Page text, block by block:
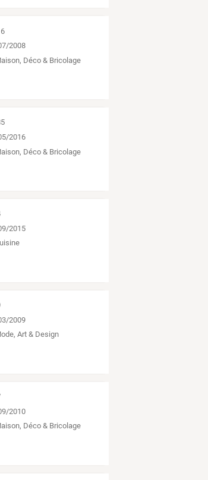
2008
Déco & Bricolage
2016
Déco & Bricolage
2015
2009
Art & Design
2010
Déco & Bricolage